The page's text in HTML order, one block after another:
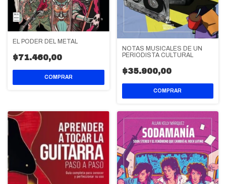
EL PODER DEL METAL
$71.460,00
NOTAS MUSICALES DE UN
PERIODISTA CULTURAL
$35.900,00